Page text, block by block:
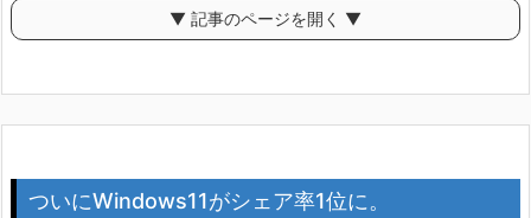
▼ 記事のページを開く ▼
ついにWindows11がシェア率1位に。